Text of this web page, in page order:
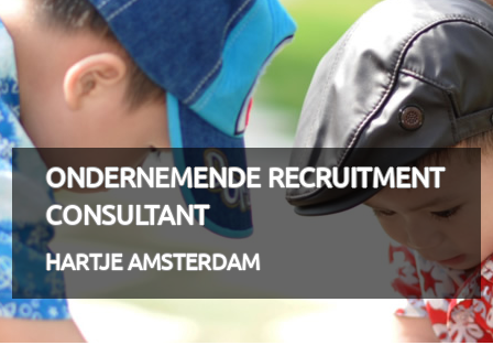
ONDERNEMENDE RECRUITMENT
CONSULTANT
HARTJE AMSTERDAM